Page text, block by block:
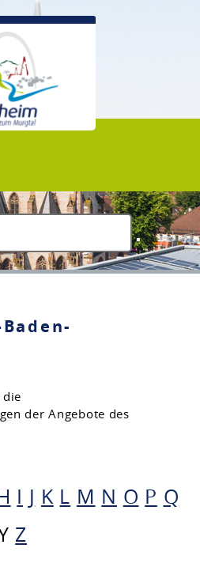
die
der Angebote des
I J K L M N O P Q
Z